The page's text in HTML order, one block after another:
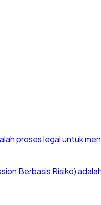
proses legal untuk
Berbasis Risiko)